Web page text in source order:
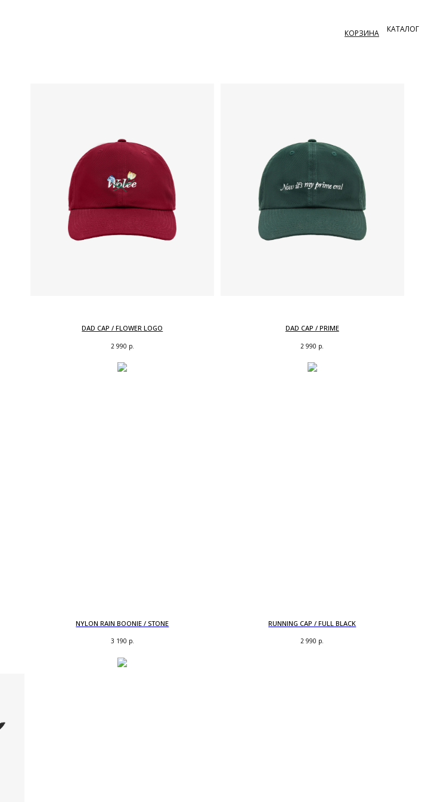
DAD CAP / FLOWER LOGO
2 990 р.
DAD CAP / PRIME
2 990 р.
NYLON RAIN BOONIE / STONE
3 190 р.
RUNNING CAP / FULL BLACK
2 990 р.